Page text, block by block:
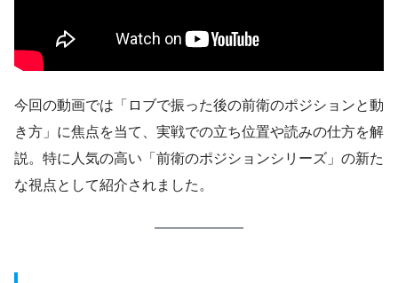
今回の動画では「ロブで振った後の前衛のポジションと動
き方」に焦点を当て、実戦での立ち位置や読みの仕方を解
説。特に人気の高い「前衛のポジションシリーズ」の新た
な視点として紹介されました。